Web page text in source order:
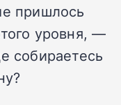
пришлось
уровня, —
собираетесь